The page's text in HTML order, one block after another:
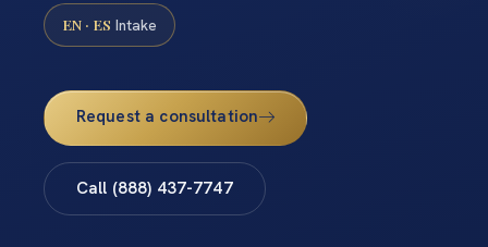
EN · ES Intake
Request a consultation
Call (888) 437-7747